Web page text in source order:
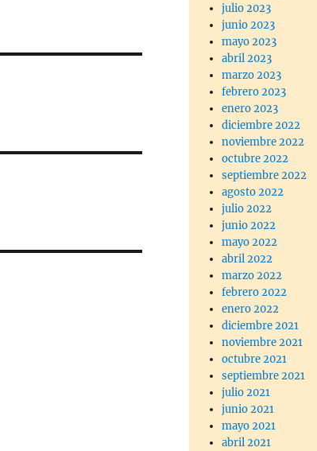
julio 2023
junio 2023
mayo 2023
abril 2023
marzo 2023
febrero 2023
enero 2023
diciembre 2022
noviembre 2022
octubre 2022
septiembre 2022
agosto 2022
julio 2022
junio 2022
mayo 2022
abril 2022
marzo 2022
febrero 2022
enero 2022
diciembre 2021
noviembre 2021
octubre 2021
septiembre 2021
julio 2021
junio 2021
mayo 2021
abril 2021